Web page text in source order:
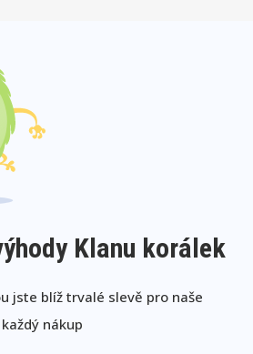
Klanu korálek
jste blíž trvalé slevě pro naše
nákup